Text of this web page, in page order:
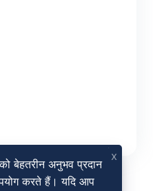
बेहतरीन अनुभव प्रदान
करते हैं। यदि आप
x